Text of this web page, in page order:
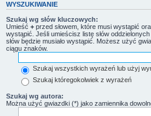
WYSZUKIWANIE
Szukaj wg słów kluczowych:
Umieść + przed słowem, które musi wystąpić
wystąpić. Jeśli umieścisz listę słów oddzielonych
słów będzie musiało wystąpić. Możesz użyć
ciągu znaków.
Szukaj wszystkich wyrażeń lub użyj
Szukaj któregokolwiek z wyrażeń
Szukaj wg autora:
Można użyć gwiazdki (*) jako zamiennika